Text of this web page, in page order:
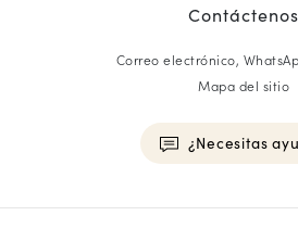
Contáctenos
Correo electrónico,
Mapa del sitio
¿Necesitas